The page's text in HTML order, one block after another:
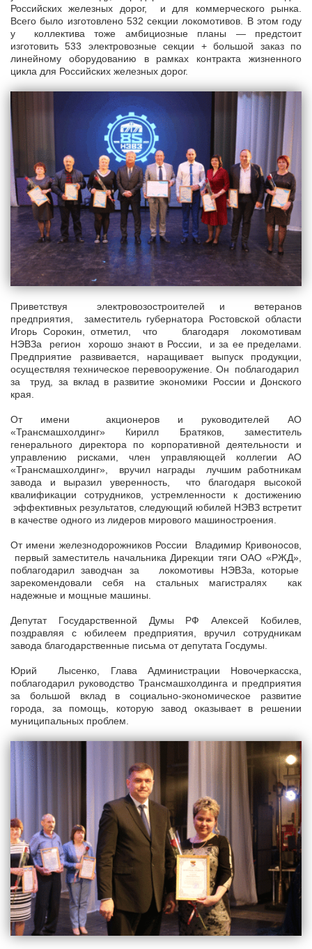
Российских железных дорог, и для коммерческого рынка.
Всего было изготовлено 532 секции локомотивов. В этом году
у коллектива тоже амбициозные планы — предстоит
изготовить 533 электровозные секции + большой заказ по
линейному оборудованию в рамках контракта жизненного
цикла для Российских железных дорог.
Приветствуя электровозостроителей и ветеранов
предприятия, заместитель губернатора Ростовской области
Игорь Сорокин, отметил, что благодаря локомотивам
НЭВЗа регион хорошо знают в России, и за ее пределами.
Предприятие развивается, наращивает выпуск продукции,
осуществляя техническое перевооружение. Он поблагодарил
за труд, за вклад в развитие экономики России и Донского
края.
От имени акционеров и руководителей АО
«Трансмашхолдинг» Кирилл Братяков, заместитель
генерального директора по корпоративной деятельности и
управлению рисками, член управляющей коллегии АО
«Трансмашхолдинг», вручил награды лучшим работникам
завода и выразил уверенность, что благодаря высокой
квалификации сотрудников, устремленности к достижению
эффективных результатов, следующий юбилей НЭВЗ встретит
в качестве одного из лидеров мирового машиностроения.
От имени железнодорожников России Владимир Кривоносов,
первый заместитель начальника Дирекции тяги ОАО «РЖД»,
поблагодарил заводчан за локомотивы НЭВЗа, которые
зарекомендовали себя на стальных магистралях как
надежные и мощные машины.
Депутат Государственной Думы РФ Алексей Кобилев,
поздравляя с юбилеем предприятия, вручил сотрудникам
завода благодарственные письма от депутата Госдумы.
Юрий Лысенко, Глава Администрации Новочеркасска,
поблагодарил руководство Трансмашхолдинга и предприятия
за большой вклад в социально-экономическое развитие
города, за помощь, которую завод оказывает в решении
муниципальных проблем.